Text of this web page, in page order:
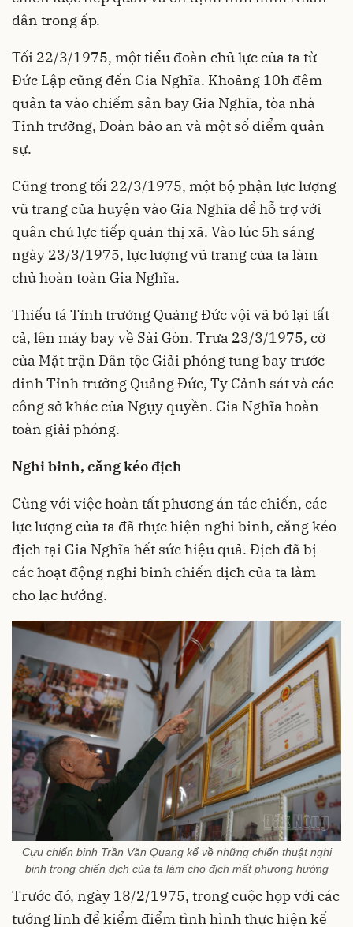
dân trong ấp.
Tối 22/3/1975, một tiểu đoàn chủ lực của ta từ
Đức Lập cũng đến Gia Nghĩa. Khoảng 10h đêm
quân ta vào chiếm sân bay Gia Nghĩa, tòa nhà
Tỉnh trưởng, Đoàn bảo an và một số điểm quân
sự.
Cũng trong tối 22/3/1975, một bộ phận lực lượng
vũ trang của huyện vào Gia Nghĩa để hỗ trợ với
quân chủ lực tiếp quản thị xã. Vào lúc 5h sáng
ngày 23/3/1975, lực lượng vũ trang của ta làm
chủ hoàn toàn Gia Nghĩa.
Thiếu tá Tỉnh trưởng Quảng Đức vội vã bỏ lại tất
cả, lên máy bay về Sài Gòn. Trưa 23/3/1975, cờ
của Mặt trận Dân tộc Giải phóng tung bay trước
dinh Tỉnh trưởng Quảng Đức, Ty Cảnh sát và các
công sở khác của Ngụy quyền. Gia Nghĩa hoàn
toàn giải phóng.
Nghi binh, căng kéo địch
Cùng với việc hoàn tất phương án tác chiến, các
lực lượng của ta đã thực hiện nghi binh, căng kéo
địch tại Gia Nghĩa hết sức hiệu quả. Địch đã bị
các hoạt động nghi binh chiến dịch của ta làm
cho lạc hướng.
Cựu chiến binh Trần Văn Quang kể về những chiến thuật nghi
binh trong chiến dịch của ta làm cho địch mất phương hướng
Trước đó, ngày 18/2/1975, trong cuộc họp với các
tướng lĩnh để kiểm điểm tình hình thực hiện kế